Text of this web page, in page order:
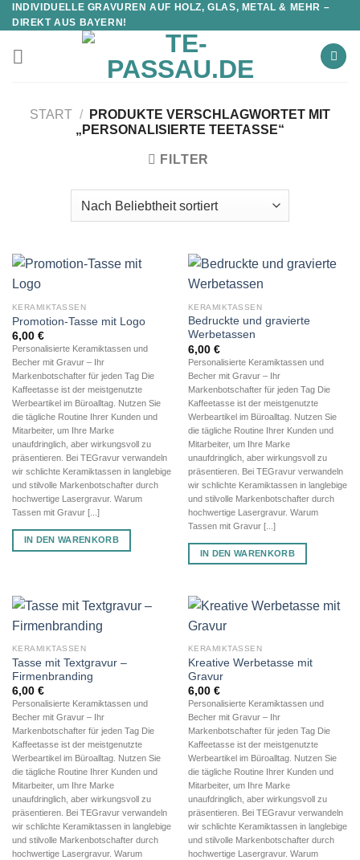
INDIVIDUELLE GRAVUREN AUF HOLZ, GLAS, METAL & MEHR –
DIREKT AUS BAYERN!
START /
PRODUKTE VERSCHLAGWORTET MIT
„PERSONALISIERTE TEETASSE“
FILTER
KERAMIKTASSEN
Promotion-Tasse mit Logo
6,00 €
Personalisierte Keramiktassen und
Becher mit Gravur – Ihr
Markenbotschafter für jeden Tag Die
Kaffeetasse ist der meistgenutzte
Werbeartikel im Büroalltag. Nutzen Sie
die tägliche Routine Ihrer Kunden und
Mitarbeiter, um Ihre Marke
unaufdringlich, aber wirkungsvoll zu
präsentieren. Bei TEGravur verwandeln
wir schlichte Keramiktassen in langlebige
und stilvolle Markenbotschafter durch
hochwertige Lasergravur. Warum
Tassen mit Gravur [...]
IN DEN WARENKORB
KERAMIKTASSEN
Bedruckte und gravierte
Werbetassen
6,00 €
Personalisierte Keramiktassen und
Becher mit Gravur – Ihr
Markenbotschafter für jeden Tag Die
Kaffeetasse ist der meistgenutzte
Werbeartikel im Büroalltag. Nutzen Sie
die tägliche Routine Ihrer Kunden und
Mitarbeiter, um Ihre Marke
unaufdringlich, aber wirkungsvoll zu
präsentieren. Bei TEGravur verwandeln
wir schlichte Keramiktassen in langlebige
und stilvolle Markenbotschafter durch
hochwertige Lasergravur. Warum
Tassen mit Gravur [...]
IN DEN WARENKORB
KERAMIKTASSEN
Tasse mit Textgravur –
Firmenbranding
6,00 €
Personalisierte Keramiktassen und
Becher mit Gravur – Ihr
Markenbotschafter für jeden Tag Die
Kaffeetasse ist der meistgenutzte
Werbeartikel im Büroalltag. Nutzen Sie
die tägliche Routine Ihrer Kunden und
Mitarbeiter, um Ihre Marke
unaufdringlich, aber wirkungsvoll zu
präsentieren. Bei TEGravur verwandeln
wir schlichte Keramiktassen in langlebige
und stilvolle Markenbotschafter durch
hochwertige Lasergravur. Warum
KERAMIKTASSEN
Kreative Werbetasse mit
Gravur
6,00 €
Personalisierte Keramiktassen und
Becher mit Gravur – Ihr
Markenbotschafter für jeden Tag Die
Kaffeetasse ist der meistgenutzte
Werbeartikel im Büroalltag. Nutzen Sie
die tägliche Routine Ihrer Kunden und
Mitarbeiter, um Ihre Marke
unaufdringlich, aber wirkungsvoll zu
präsentieren. Bei TEGravur verwandeln
wir schlichte Keramiktassen in langlebige
und stilvolle Markenbotschafter durch
hochwertige Lasergravur. Warum